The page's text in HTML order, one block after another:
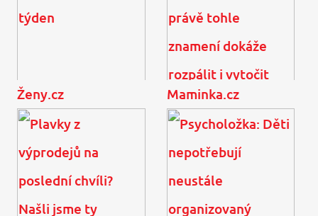
Laďa Kerndl (81) v slzách!
Čtyři mrtví kamarádi za
jediný týden
Nebezpečná chemie
podle hvězd: Proč vás
právě tohle znamení
dokáže rozpálit i vytočit
Ženy.cz Maminka.cz